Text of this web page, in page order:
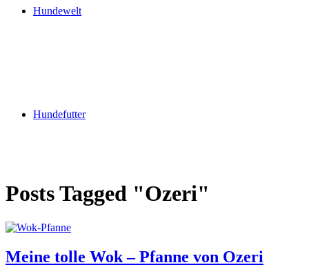
Hundewelt
Hundefutter
Posts Tagged "Ozeri"
Meine tolle Wok – Pfanne von Ozeri